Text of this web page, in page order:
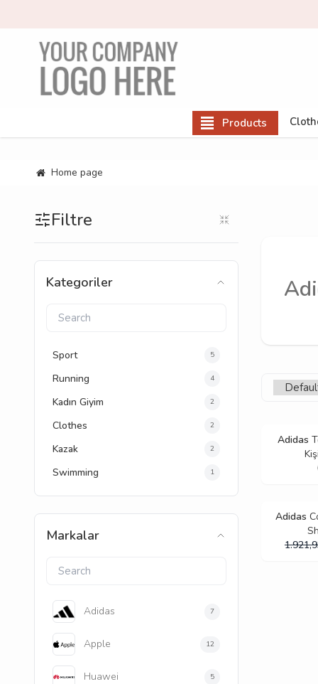
Products
Home page
Filtre
Kategoriler
Sport 5
Running 4
Kadın Giyim 2
Clothes 2
Kazak 2
Swimming 1
Markalar
Adidas 7
Apple 12
Huawei 5
Adidas
Adidas